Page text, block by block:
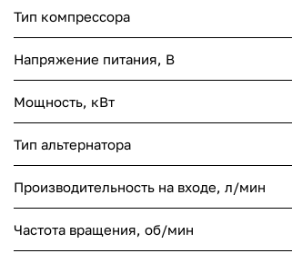
Тип компрессора
Напряжение питания, В
Мощность, кВт
Тип альтернатора
Производительность на входе, л/мин
Частота вращения, об/мин